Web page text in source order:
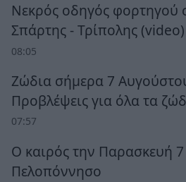
Νεκρός οδηγός φορτηγού
Σπάρτης - Τρίπολης (video)
08:05
Ζώδια σήμερα 7
Προβλέψεις για όλα τα
07:57
Ο καιρός την Παρασκευή
Πελοπόννησο